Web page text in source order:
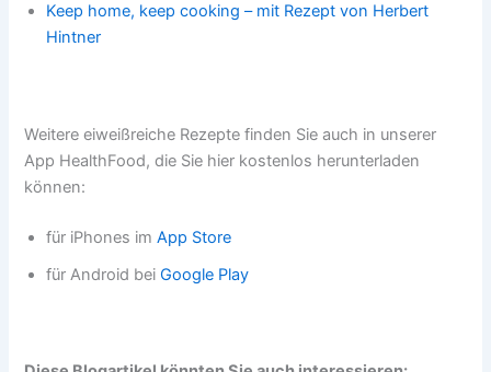
Keep home, keep cooking – mit Rezept von Herbert
Hintner
Weitere eiweißreiche Rezepte finden Sie auch in unserer
App HealthFood, die Sie hier kostenlos herunterladen
können:
für iPhones imApp Store
für Android beiGoogle Play